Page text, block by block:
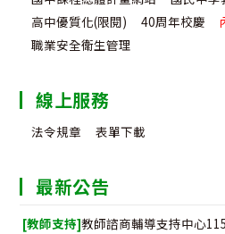
高中優質化(限閱)
40周年校慶
職業安全衛生管理
線上服務
法令規章 表單下載
最新公告
[教師支持]教師諮商輔導支持中心